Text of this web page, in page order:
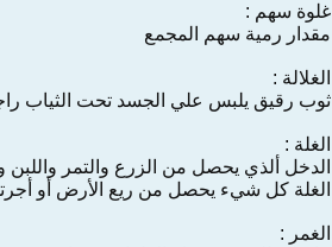
غلوة سهم‌ :
مقدار رمية سهم‌ المجمع‌
الغلالة :
ثوب‌ رقيق‌ يلبس‌ ‌علي‌ الجسد تحت‌ الثياب‌
الغلة :
الدخل‌ ‌ألذي‌ يحصل‌ ‌من‌ الزرع‌ والتمر واللبن‌
الغلة كل‌ ‌شيء‌ يحصل‌ ‌من‌ ريع‌ الأرض‌ ‌أو‌
الغمر :